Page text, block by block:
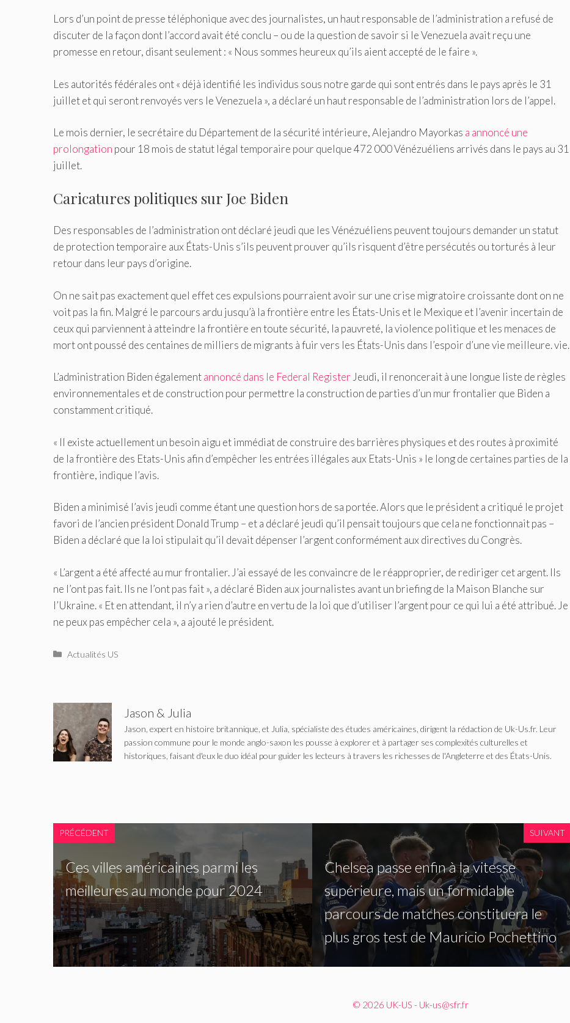
Lors d’un point de presse téléphonique avec des journalistes, un haut responsable de l’administration a refusé de
discuter de la façon dont l’accord avait été conclu – ou de la question de savoir si le Venezuela avait reçu une
promesse en retour, disant seulement : « Nous sommes heureux qu’ils aient accepté de le faire ».
Les autorités fédérales ont « déjà identifié les individus sous notre garde qui sont entrés dans le pays après le 31
juillet et qui seront renvoyés vers le Venezuela », a déclaré un haut responsable de l’administration lors de l’appel.
Le mois dernier, le secrétaire du Département de la sécurité intérieure, Alejandro Mayorkas a annoncé une
prolongation pour 18 mois de statut légal temporaire pour quelque 472 000 Vénézuéliens arrivés dans le pays au 31
juillet.
Caricatures politiques sur Joe Biden
Des responsables de l’administration ont déclaré jeudi que les Vénézuéliens peuvent toujours demander un statut
de protection temporaire aux États-Unis s’ils peuvent prouver qu’ils risquent d’être persécutés ou torturés à leur
retour dans leur pays d’origine.
On ne sait pas exactement quel effet ces expulsions pourraient avoir sur une crise migratoire croissante dont on ne
voit pas la fin. Malgré le parcours ardu jusqu’à la frontière entre les États-Unis et le Mexique et l’avenir incertain de
ceux qui parviennent à atteindre la frontière en toute sécurité, la pauvreté, la violence politique et les menaces de
mort ont poussé des centaines de milliers de migrants à fuir vers les États-Unis dans l’espoir d’une vie meilleure. vie.
L’administration Biden égalementannoncé dans le Federal Register Jeudi, il renoncerait à une longue liste de règles
environnementales et de construction pour permettre la construction de parties d’un mur frontalier que Biden a
constamment critiqué.
« Il existe actuellement un besoin aigu et immédiat de construire des barrières physiques et des routes à proximité
de la frontière des Etats-Unis afin d’empêcher les entrées illégales aux Etats-Unis » le long de certaines parties de la
frontière, indique l’avis.
Biden a minimisé l’avis jeudi comme étant une question hors de sa portée. Alors que le président a critiqué le projet
favori de l’ancien président Donald Trump – et a déclaré jeudi qu’il pensait toujours que cela ne fonctionnait pas –
Biden a déclaré que la loi stipulait qu’il devait dépenser l’argent conformément aux directives du Congrès.
« L’argent a été affecté au mur frontalier. J’ai essayé de les convaincre de le réapproprier, de rediriger cet argent. Ils
ne l’ont pas fait. Ils ne l’ont pas fait », a déclaré Biden aux journalistes avant un briefing de la Maison Blanche sur
l’Ukraine. « Et en attendant, il n’y a rien d’autre en vertu de la loi que d’utiliser l’argent pour ce qui lui a été attribué. Je
ne peux pas empêcher cela », a ajouté le président.
Catégories
Actualités US
Jason & Julia
Jason, expert en histoire britannique, et Julia, spécialiste des études américaines, dirigent la rédaction de Uk-Us.fr. Leur
passion commune pour le monde anglo-saxon les pousse à explorer et à partager ses complexités culturelles et
historiques, faisant d'eux le duo idéal pour guider les lecteurs à travers les richesses de l'Angleterre et des États-Unis.
PRÉCÉDENT
Ces villes américaines parmi les
meilleures au monde pour 2024
SUIVANT
Chelsea passe enfin à la vitesse
supérieure, mais un formidable
parcours de matches constituera le
plus gros test de Mauricio Pochettino
© 2026 UK-US - Uk-us@sfr.fr